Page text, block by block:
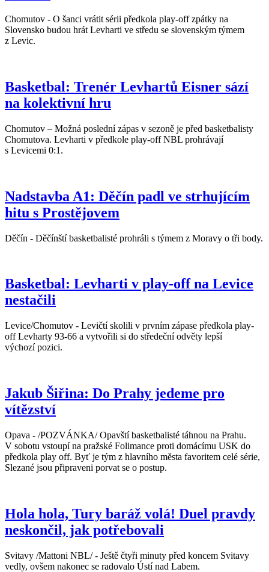
Chomutov - O šanci vrátit sérii předkola play-off zpátky na
Slovensko budou hrát Levharti ve středu se slovenským týmem
z Levic.
Basketbal: Trenér Levhartů Eisner sází
na kolektivní hru
Chomutov – Možná poslední zápas v sezoně je před basketbalisty
Chomutova. Levharti v předkole play-off NBL prohrávají
s Levicemi 0:1.
Nadstavba A1: Děčín padl ve strhujícím
hitu s Prostějovem
Děčín - Děčínští basketbalisté prohráli s týmem z Moravy o tři body.
Basketbal: Levharti v play-off na Levice
nestačili
Levice/Chomutov - Levičtí skolili v prvním zápase předkola play-
off Levharty 93-66 a vytvořili si do středeční odvěty lepší
výchozí pozici.
Jakub Šiřina: Do Prahy jedeme pro
vítězství
Opava - /POZVÁNKA/ Opavští basketbalisté táhnou na Prahu.
V sobotu vstoupí na pražské Folimance proti domácímu USK do
předkola play off. Byť je tým z hlavního města favoritem celé série,
Slezané jsou připraveni porvat se o postup.
Hola hola, Tury baráž volá! Duel pravdy
neskončil, jak potřebovali
Svitavy /Mattoni NBL/ - Ještě čtyři minuty před koncem Svitavy
vedly, ovšem nakonec se radovalo Ústí nad Labem.